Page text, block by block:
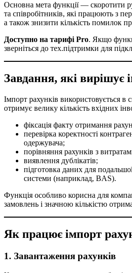
Основна мета функції — скоротити
та співробітників, які працюють з
а також знизити кількість помилок
Доступно на тарифі Pro. Якщо
зверніться до тех.підтримки для
Завдання, які вирішує
Імпорт рахунків використовується в
отримує велику кількість вхідних
фіксація факту отримання
перевірка коректності
одержувача;
порівняння рахунків з
виявлення дублікатів;
підготовка даних для
системи (наприклад, BAS).
Функція особливо корисна для
замовлень і значною кількістю
Як працює імпорт
1. Завантаження рахунків